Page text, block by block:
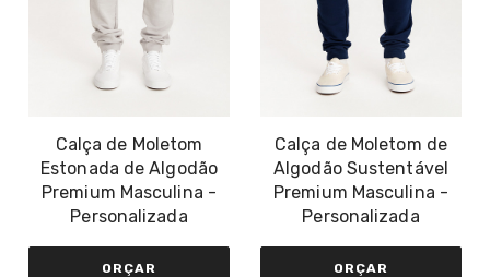
Calça de Moletom
Estonada de Algodão
Premium Masculina -
Personalizada
ORÇAR
Calça de Moletom de
Algodão Sustentável
Premium Masculina -
Personalizada
ORÇAR